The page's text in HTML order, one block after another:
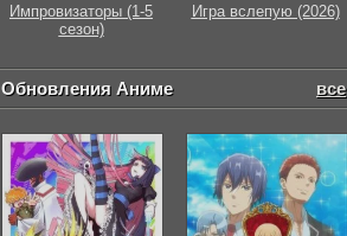
Импровизаторы (1-5
сезон)
Игра вслепую (2026)
Обновления Аниме все